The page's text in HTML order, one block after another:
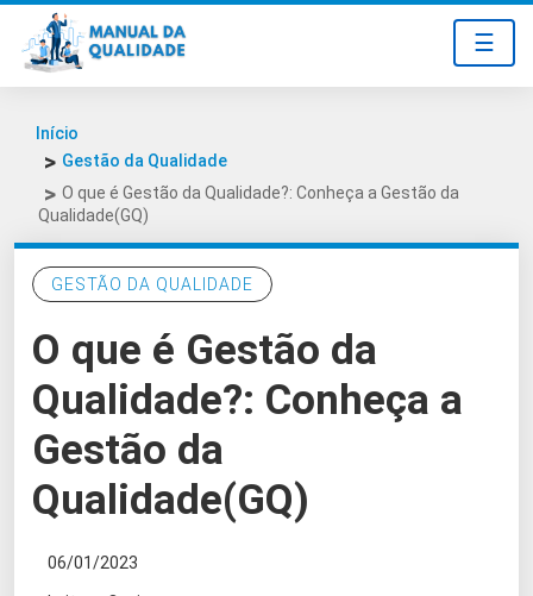
☰
Início
Gestão da Qualidade
O que é Gestão da Qualidade?: Conheça a Gestão da
Qualidade(GQ)
GESTÃO DA QUALIDADE
O que é Gestão da
Qualidade?: Conheça a
Gestão da
Qualidade(GQ)
06/01/2023